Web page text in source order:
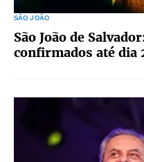
SÃO JOÃO
São João de
confirmados até dia